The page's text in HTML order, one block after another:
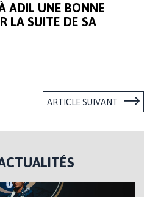
ADIL UNE BONNE
LA SUITE DE SA
ARTICLE SUIVANT